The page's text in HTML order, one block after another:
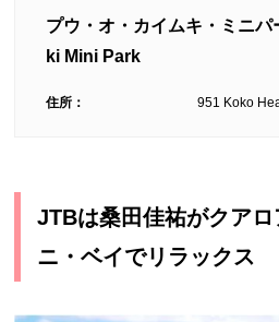
プウ・オ・カイムキ・ミニパ
ki Mini Park
住所： 951 Koko
JTBは桑田佳祐がクア
ニ・ベイでリラックス